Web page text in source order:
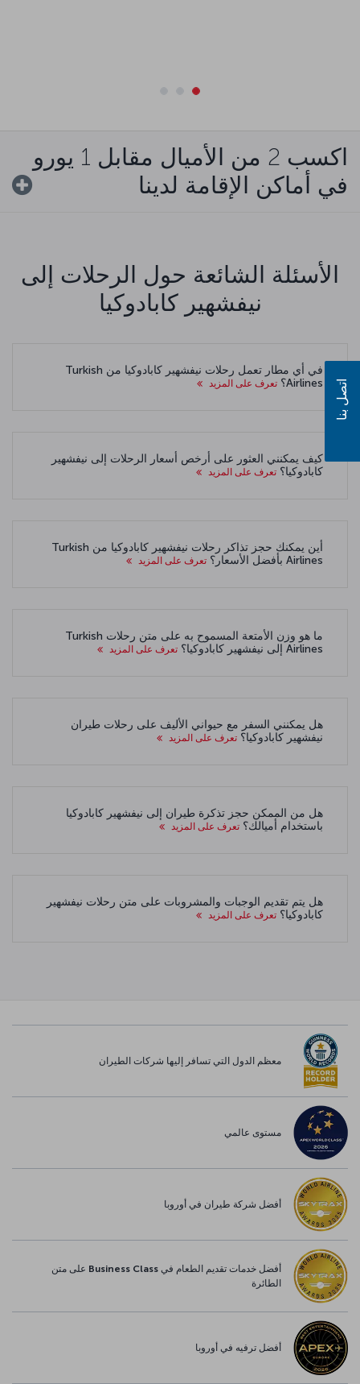
اكسب 2 من الأميال مقابل 1 يورو
في أماكن الإقامة لدينا
الأسئلة الشائعة حول الرحلات إلى
نيفشهير كابادوكيا
في أي مطار تعمل رحلات نيفشهير كابادوكيا من Turkish
Airlines؟
تعرف على المزيد
كيف يمكنني العثور على أرخص أسعار الرحلات إلى نيفشهير
كابادوكيا؟ تعرف على المزيد
أين يمكنك حجز تذاكر رحلات نيفشهير كابادوكيا من Turkish
Airlines بأفضل الأسعار؟
تعرف على المزيد
ما هو وزن الأمتعة المسموح به على متن رحلات Turkish
Airlines إلى نيفشهير كابادوكيا؟
تعرف على المزيد
هل يمكنني السفر مع حيواني الأليف على رحلات طيران
نيفشهير كابادوكيا؟ تعرف على المزيد
هل من الممكن حجز تذكرة طيران إلى نيفشهير كابادوكيا
باستخدام أميالك؟ تعرف على المزيد
هل يتم تقديم الوجبات والمشروبات على متن رحلات نيفشهير
كابادوكيا؟ تعرف على المزيد
معظم الدول التي تسافر إليها شركات الطيران
مستوى عالمي
أفضل شركة طيران في أوروبا
أفضل خدمات تقديم الطعام في Business Class على متن
الطائرة
أفضل ترفيه في أوروبا
اتصل بنا